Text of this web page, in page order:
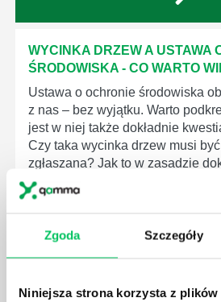
Zgoda Szczegóły
Niniejsza strona korzysta z plików
WYCINKA DRZEW A USTAWA
ŚRODOWISKA - CO WARTO
Ustawa o ochronie środowiska
z nas – bez wyjątku. Warto
jest w niej także dokładnie
Czy taka wycinka drzew musi
zgłaszana? Jak to w zasadzie
Czy z prywatnej posesji można
KTO EGZEKWUJE PRAWO